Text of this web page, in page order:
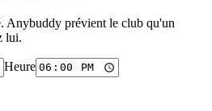
Anybuddy prévient le club qu'un
lui.
Heure